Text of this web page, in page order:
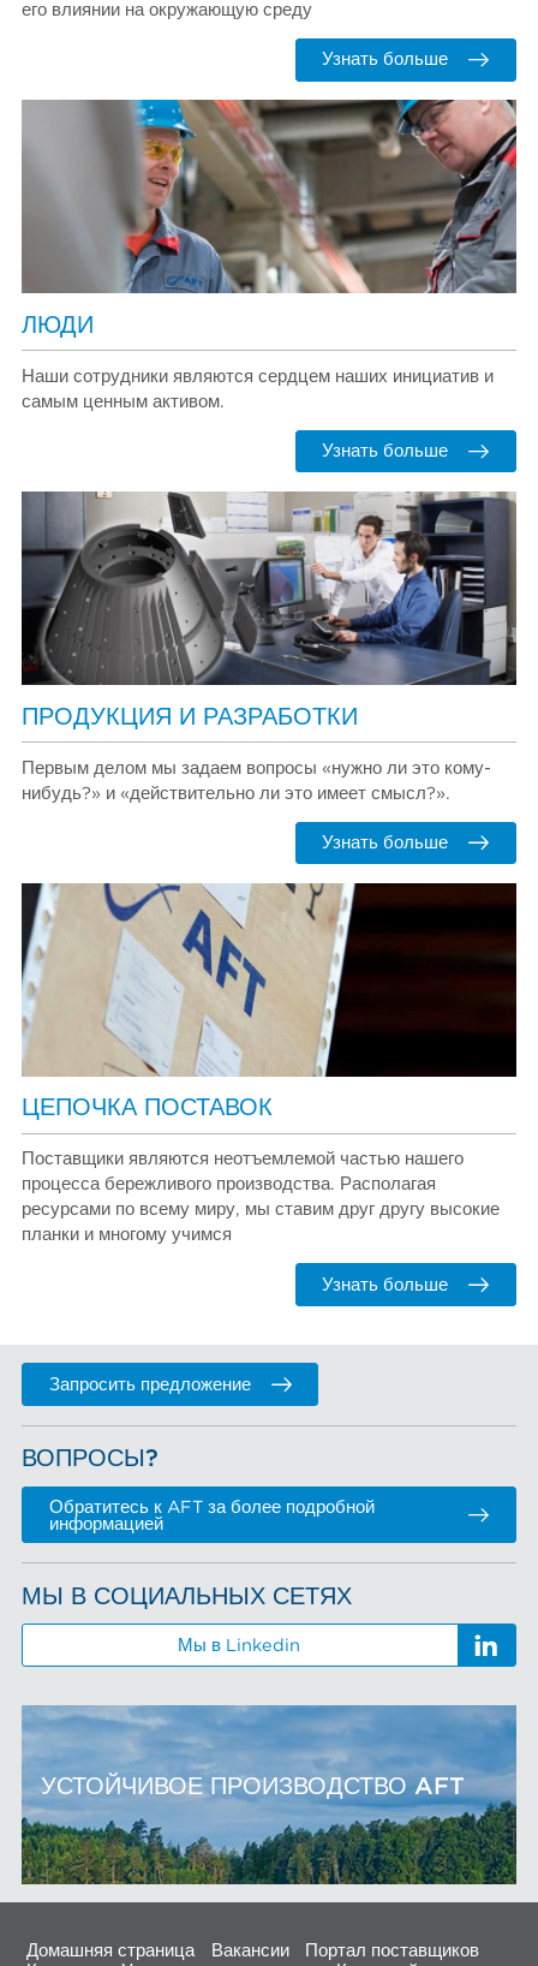
его влиянии на окружающую среду
Узнать больше
ЛЮДИ
Наши сотрудники являются сердцем наших инициатив и
самым ценным активом.
Узнать больше
ПРОДУКЦИЯ И РАЗРАБОТКИ
Первым делом мы задаем вопросы «нужно ли это кому-
нибудь?» и «действительно ли это имеет смысл?».
Узнать больше
ЦЕПОЧКА ПОСТАВОК
Поставщики являются неотъемлемой частью нашего
процесса бережливого производства. Располагая
ресурсами по всему миру, мы ставим друг другу высокие
планки и многому учимся
Узнать больше
Запросить предложение
ВОПРОСЫ?
Обратитесь к AFT за более подробной
информацией
МЫ В СОЦИАЛЬНЫХ СЕТЯХ
Мы в Linkedin
УСТОЙЧИВОЕ ПРОИЗВОДСТВО AFT
Домашняя страница Вакансии
Портал поставщиков